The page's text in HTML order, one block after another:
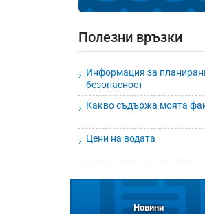
Полезни връзки
Информация за
безопасност
Какво съдържа моята
Цени на водата
Новини